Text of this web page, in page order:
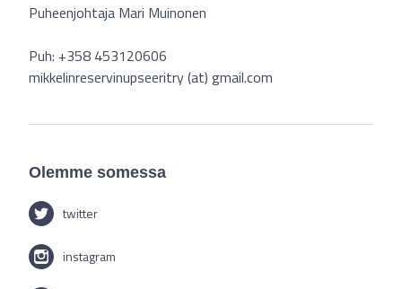
Puheenjohtaja Mari Muinonen
Puh: +358 453120606
mikkelinreservinupseeritry (at) gmail.com
Olemme somessa
twitter
instagram